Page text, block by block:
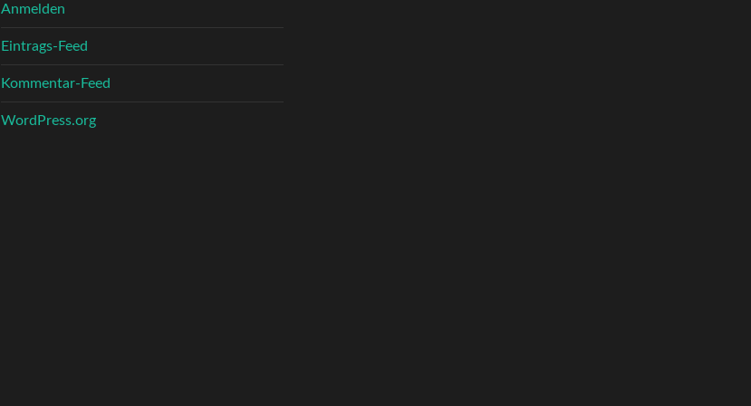
Anmelden
Eintrags-Feed
Kommentar-Feed
WordPress.org